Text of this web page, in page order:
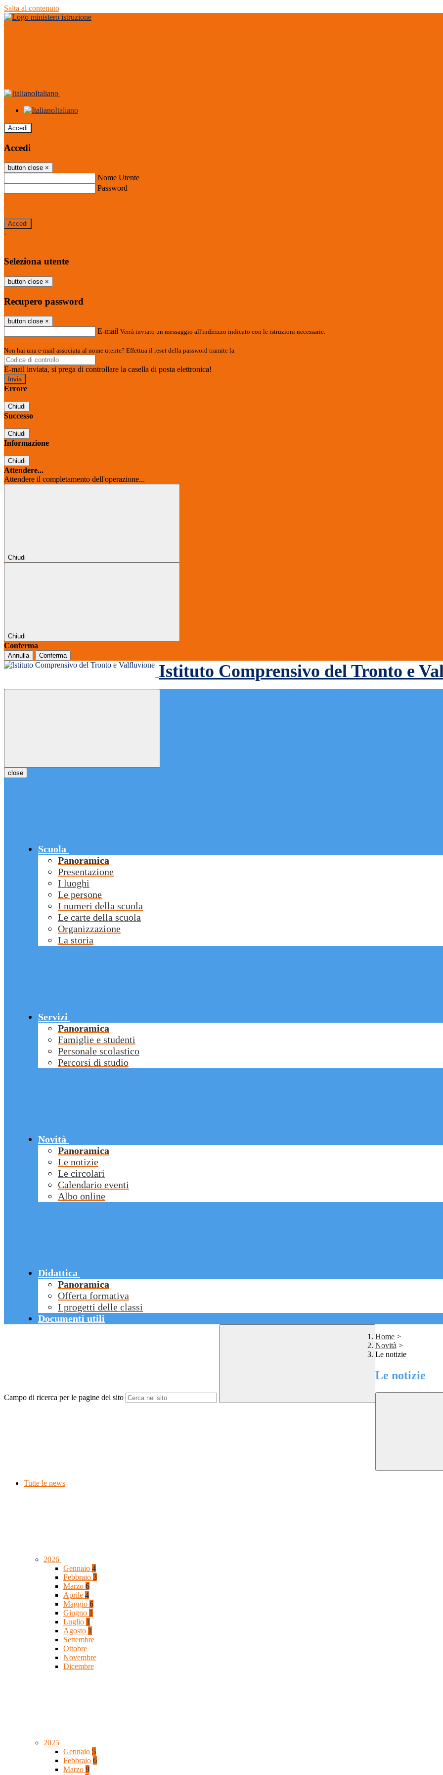
Salta al contenuto
Italiano
Italiano
Accedi
Accedi
button close ×
Nome Utente
Password
-
Seleziona utente
button close ×
Recupero password
button close ×
E-mail Verrà inviato un messaggio all'indirizzo indicato con le istruzioni necessarie.
Non hai una e-mail associata al nome utente? Effettua il reset della password tramite la
E-mail inviata, si prega di controllare la casella di posta elettronica!
Errore
Chiudi
Successo
Chiudi
Informazione
Chiudi
Attendere...
Attendere il completamento dell'operazione...
Chiudi
Chiudi
Conferma
Annulla Conferma
Istituto Comprensivo del Tronto e
close
Scuola
Panoramica
Presentazione
I luoghi
Le persone
I numeri della scuola
Le carte della scuola
Organizzazione
La storia
Servizi
Panoramica
Famiglie e studenti
Personale scolastico
Percorsi di studio
Novità
Panoramica
Le notizie
Le circolari
Calendario eventi
Albo online
Didattica
Panoramica
Offerta formativa
I progetti delle classi
Documenti utili
Campo di ricerca per le pagine del sito
Home >
Novità >
Le notizie
Le notizie
Tutte le news
2026
Gennaio 4
Febbraio 3
Marzo 6
Aprile 4
Maggio 6
Giugno 1
Luglio 1
Agosto 1
Settembre
Ottobre
Novembre
Dicembre
2025
Gennaio 5
Febbraio 6
Marzo 9